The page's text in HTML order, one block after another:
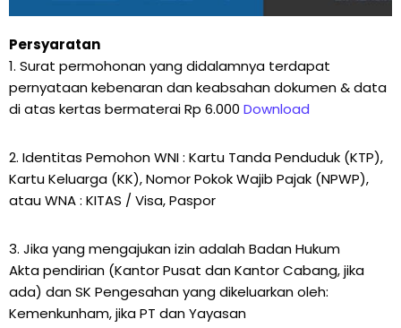
Persyaratan
1. Surat permohonan yang didalamnya terdapat
pernyataan kebenaran dan keabsahan dokumen & data
di atas kertas bermaterai Rp 6.000 Download
2. Identitas Pemohon WNI : Kartu Tanda Penduduk (KTP),
Kartu Keluarga (KK), Nomor Pokok Wajib Pajak (NPWP),
atau WNA : KITAS / Visa, Paspor
3. Jika yang mengajukan izin adalah Badan Hukum
Akta pendirian (Kantor Pusat dan Kantor Cabang, jika
ada) dan SK Pengesahan yang dikeluarkan oleh:
Kemenkunham, jika PT dan Yayasan